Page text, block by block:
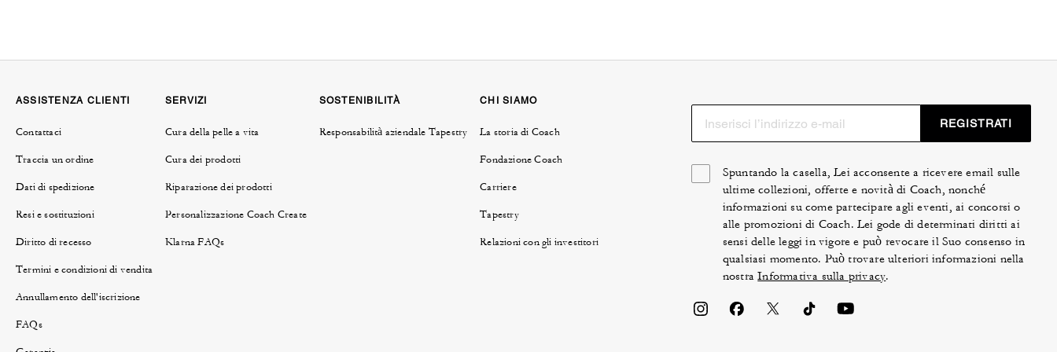
ASSISTENZA CLIENTI
Contattaci
Traccia un ordine
Dati di spedizione
Resi e sostituzioni
Diritto di recesso
Termini e condizioni di vendita
Annullamento dell'iscrizione
FAQs
SERVIZI
Cura della pelle a vita
Cura dei prodotti
Riparazione dei prodotti
Personalizzazione Coach Create
Klarna FAQs
SOSTENIBILITÀ
Responsabilità aziendale Tapestry
CHI SIAMO
La storia di Coach
Fondazione Coach
Carriere
Tapestry
Relazioni con gli investitori
REGISTRATI
Spuntando la casella, Lei acconsente a ricevere email sulle
ultime collezioni, offerte e novità di Coach, nonché
informazioni su come partecipare agli eventi, ai concorsi o
alle promozioni di Coach. Lei gode di determinati diritti ai
sensi delle leggi in vigore e può revocare il Suo consenso in
qualsiasi momento. Può trovare ulteriori informazioni nella
nostraInformativa sulla privacy.